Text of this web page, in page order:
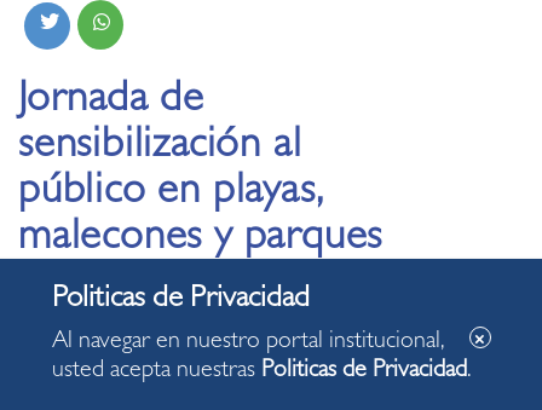
Jornada de
sensibilización al
público en playas,
malecones y parques
de Miraflores, para
cumplir con protocolo
de bioseguridad
Al navegar en nuestro portal institucional,
usted acepta nuestras Politicas de Privacidad.